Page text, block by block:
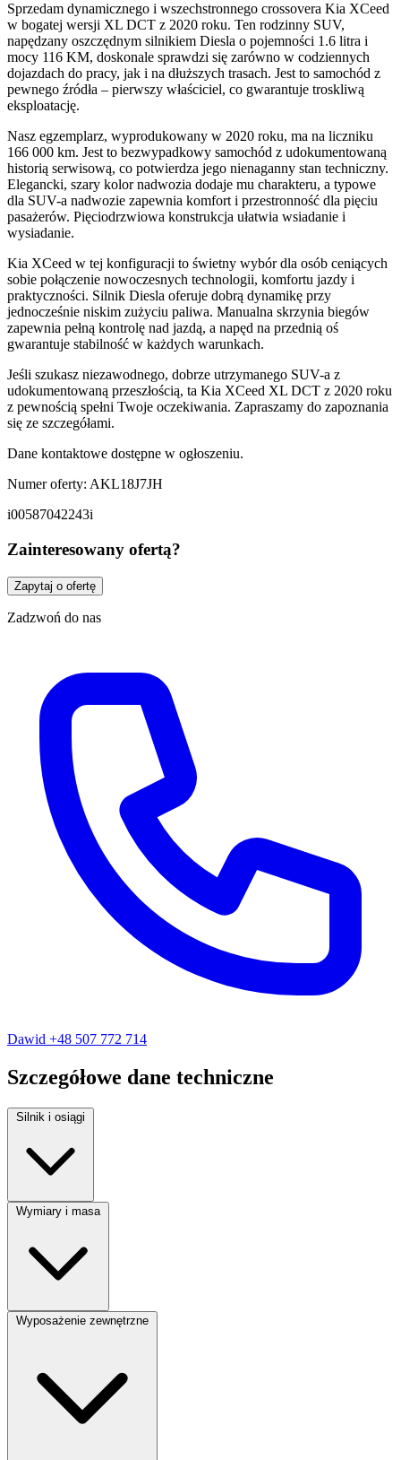
Sprzedam dynamicznego i wszechstronnego crossovera Kia XCeed
w bogatej wersji XL DCT z 2020 roku. Ten rodzinny SUV,
napędzany oszczędnym silnikiem Diesla o pojemności 1.6 litra i
mocy 116 KM, doskonale sprawdzi się zarówno w codziennych
dojazdach do pracy, jak i na dłuższych trasach. Jest to samochód z
pewnego źródła – pierwszy właściciel, co gwarantuje troskliwą
eksploatację.
Nasz egzemplarz, wyprodukowany w 2020 roku, ma na liczniku
166 000 km. Jest to bezwypadkowy samochód z udokumentowaną
historią serwisową, co potwierdza jego nienaganny stan techniczny.
Elegancki, szary kolor nadwozia dodaje mu charakteru, a typowe
dla SUV-a nadwozie zapewnia komfort i przestronność dla pięciu
pasażerów. Pięciodrzwiowa konstrukcja ułatwia wsiadanie i
wysiadanie.
Kia XCeed w tej konfiguracji to świetny wybór dla osób ceniących
sobie połączenie nowoczesnych technologii, komfortu jazdy i
praktyczności. Silnik Diesla oferuje dobrą dynamikę przy
jednocześnie niskim zużyciu paliwa. Manualna skrzynia biegów
zapewnia pełną kontrolę nad jazdą, a napęd na przednią oś
gwarantuje stabilność w każdych warunkach.
Jeśli szukasz niezawodnego, dobrze utrzymanego SUV-a z
udokumentowaną przeszłością, ta Kia XCeed XL DCT z 2020 roku
z pewnością spełni Twoje oczekiwania. Zapraszamy do zapoznania
się ze szczegółami.
Dane kontaktowe dostępne w ogłoszeniu.
Numer oferty: AKL18J7JH
i00587042243i
Zainteresowany ofertą?
Zapytaj o ofertę
Zadzwoń do nas
Dawid +48 507 772 714
Szczegółowe dane techniczne
Silnik i osiągi
Rodzaj paliwa:Diesel
Wymiary i masa
Liczba miejsc: 5
Wyposażenie zewnętrzne